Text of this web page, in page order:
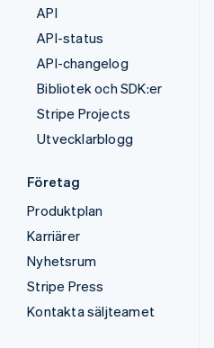
API
API-status
API-changelog
Bibliotek och SDK:er
Stripe Projects
Utvecklarblogg
Företag
Produktplan
Karriärer
Nyhetsrum
Stripe Press
Kontakta säljteamet